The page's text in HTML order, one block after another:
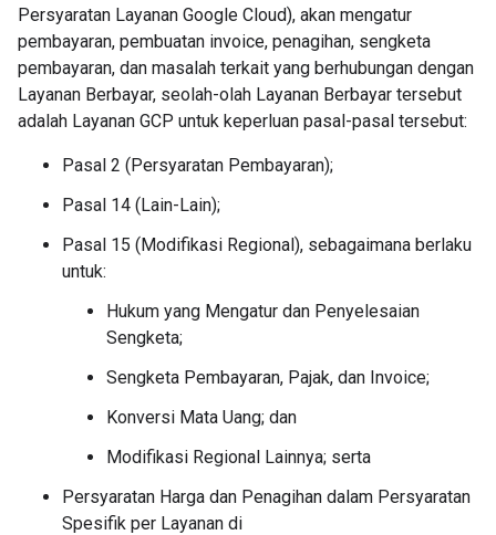
Persyaratan Layanan Google Cloud), akan mengatur
pembayaran, pembuatan invoice, penagihan, sengketa
pembayaran, dan masalah terkait yang berhubungan dengan
Layanan Berbayar, seolah-olah Layanan Berbayar tersebut
adalah Layanan GCP untuk keperluan pasal-pasal tersebut:
Pasal 2 (Persyaratan Pembayaran);
Pasal 14 (Lain-Lain);
Pasal 15 (Modifikasi Regional), sebagaimana berlaku
untuk:
Hukum yang Mengatur dan Penyelesaian
Sengketa;
Sengketa Pembayaran, Pajak, dan Invoice;
Konversi Mata Uang; dan
Modifikasi Regional Lainnya; serta
Persyaratan Harga dan Penagihan dalam Persyaratan
Spesifik per Layanan di